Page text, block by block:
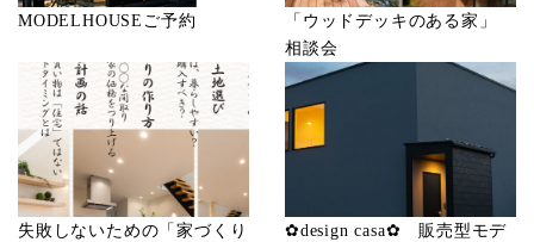
MODELHOUSEご予約
「ウッドデッキのある家」
相談会
失敗しないための「家づくり
✿design casa✿ 販売型モデ